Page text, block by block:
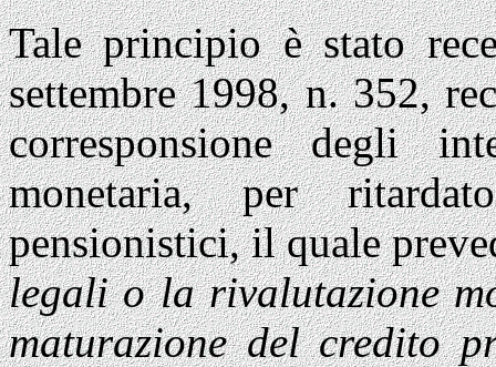
Tale principio è stato
settembre 1998, n. 352,
corresponsione degli
monetaria, per
pensionistici, il quale
legali o la rivalutazione
maturazione del credito